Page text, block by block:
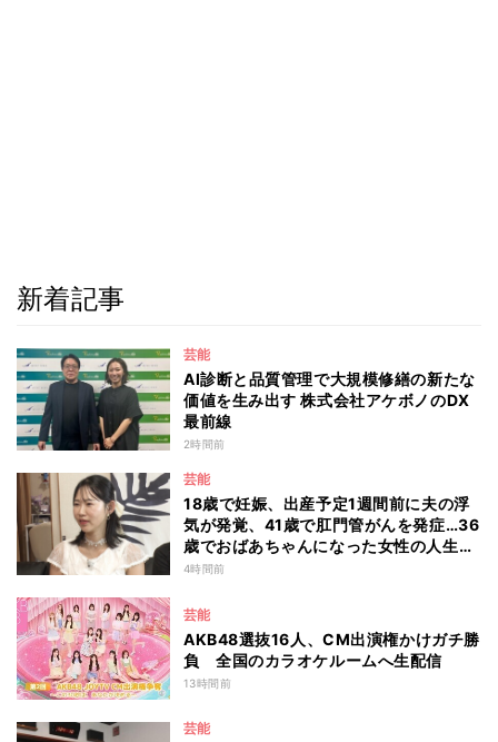
新着記事
芸能
AI診断と品質管理で大規模修繕の新たな
価値を生み出す 株式会社アケボノのDX
最前線
2時間前
芸能
18歳で妊娠、出産予定1週間前に夫の浮
気が発覚、41歳で肛門管がんを発症…36
歳でおばあちゃんになった女性の人生に
島田珠代も思わず涙 『愛のハイエナ
4時間前
芸能
AKB48選抜16人、CM出演権かけガチ勝
負 全国のカラオケルームへ生配信
13時間前
芸能